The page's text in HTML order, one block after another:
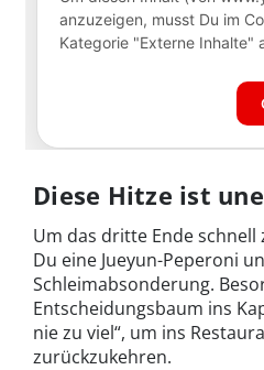
Diese Hitze ist
Um das dritte Ende
Du eine Jueyun-Peperoni
Schleimabsonderung.
Entscheidungsbaum ins
nie zu viel“, um ins
zurückzukehren.